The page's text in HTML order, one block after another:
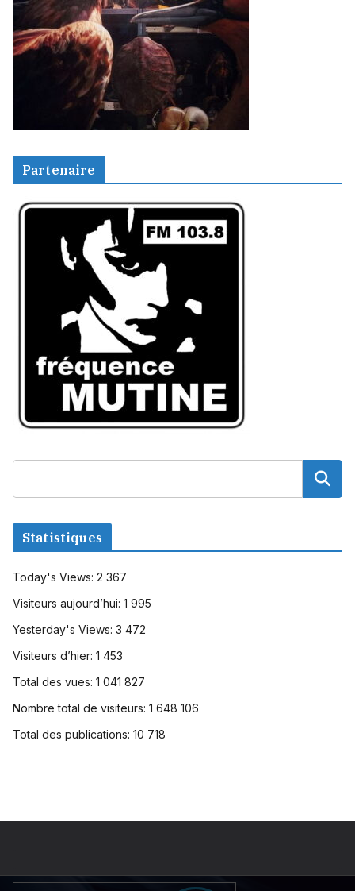
Partenaire
Statistiques
Today's Views: 2 367
Visiteurs aujourd’hui: 1 995
Yesterday's Views: 3 472
Visiteurs d’hier: 1 453
Total des vues: 1 041 827
Nombre total de visiteurs: 1 648 106
Total des publications: 10 718